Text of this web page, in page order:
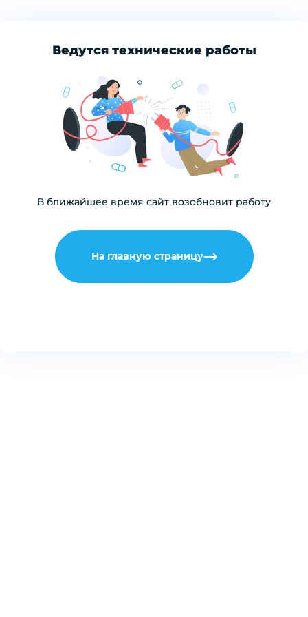
Ведутся технические работы
В ближайшее время сайт возобновит работу
На главную страницу